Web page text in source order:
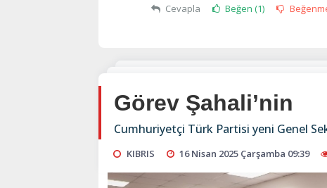
Cevapla Beğen (1)
Görev Şahali’nin
Cumhuriyetçi Türk Partisi yeni Genel
KIBRIS 16 Nisan 2025 Çarşamba 09:39